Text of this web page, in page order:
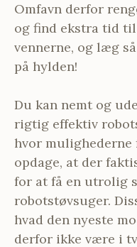
Omfavn derfor
og find ekstra tid
vennerne, og læg
på hylden!
Du kan nemt og
rigtig effektiv
hvor mulighederne
opdage, at der
for at få en utrolig
robotstøvsuger.
hvad den nyeste
derfor ikke være i